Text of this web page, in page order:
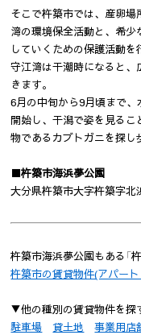
そこで杵築市では、産卵
湾の環境保全活動と、希
していくための保護活動を
守江湾は干潮時になると
きます。
6月の中旬から9月頃まで
開始し、干潟で姿を見る
物であるカブトガニを探し
■杵築市海浜夢公園
大分県杵築市大字杵築字北
杵築市海浜夢公園もある「
杵築市の賃貸物件(アパー
▼他の種別の賃貸物件を探
駐車場
貸土地 事業用店